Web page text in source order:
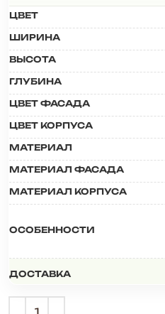
ЦВЕТ
ШИРИНА
ВЫСОТА
ГЛУБИНА
ЦВЕТ ФАСАДА
ЦВЕТ КОРПУСА
МАТЕРИАЛ
МАТЕРИАЛ ФАСАДА
МАТЕРИАЛ КОРПУСА
ОСОБЕННОСТИ
ДОСТАВКА